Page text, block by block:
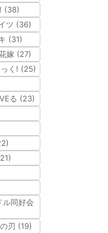
(38)
ツ (36)
(31)
嫁 (27)
く! (25)
る (23)
ル同好会
刃 (19)